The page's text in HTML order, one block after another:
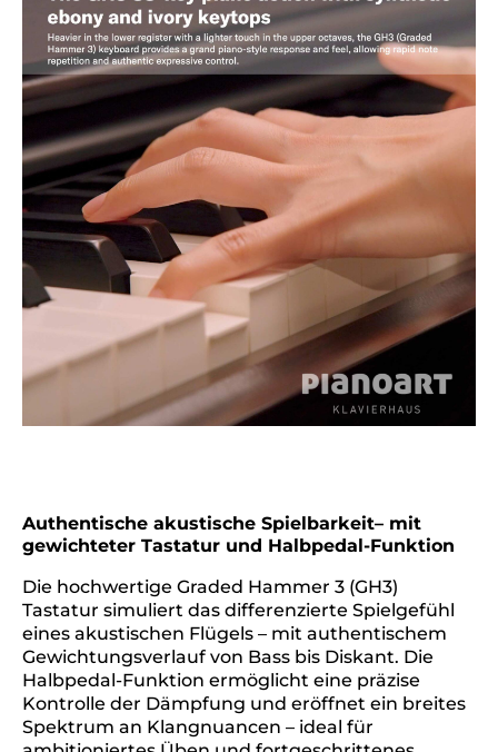
Authentische akustische Spielbarkeit– mit
gewichteter Tastatur und Halbpedal-Funktion
Die hochwertige Graded Hammer 3 (GH3)
Tastatur simuliert das differenzierte Spielgefühl
eines akustischen Flügels – mit authentischem
Gewichtungsverlauf von Bass bis Diskant. Die
Halbpedal-Funktion ermöglicht eine präzise
Kontrolle der Dämpfung und eröffnet ein breites
Spektrum an Klangnuancen – ideal für